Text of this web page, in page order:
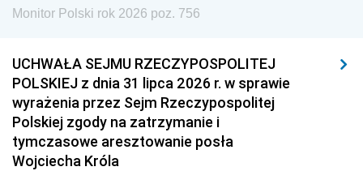
Monitor Polski rok 2026 poz. 756
UCHWAŁA SEJMU RZECZYPOSPOLITEJ
POLSKIEJ z dnia 31 lipca 2026 r. w sprawie
wyrażenia przez Sejm Rzeczypospolitej
Polskiej zgody na zatrzymanie i
tymczasowe aresztowanie posła
Wojciecha Króla